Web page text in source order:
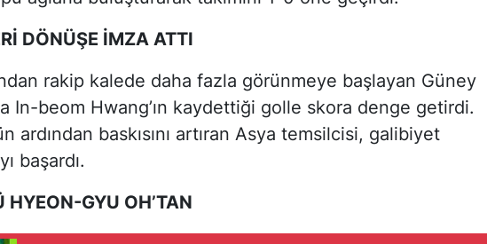
DÖNÜŞE İMZA ATTI
rakip kalede daha fazla görünmeye başlayan Güney
In-beom Hwang’ın kaydettiği golle skora denge getirdi.
ardından baskısını artıran Asya temsilcisi, galibiyet
başardı.
HYEON-GYU OH’TAN